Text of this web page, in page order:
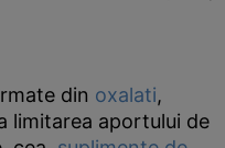
din oxalati,
limitarea aportului de